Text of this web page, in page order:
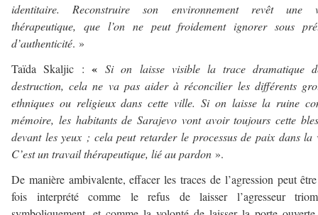
identitaire. Reconstruire son environnement revêt une
thérapeutique, que l’on ne peut froidement ignorer sous
d’authenticité. »
Taïda Skaljic : «Si on laisse visible la trace dramatique
destruction, cela ne va pas aider à réconcilier les différents
ethniques ou religieux dans cette ville. Si on laisse la ruine
mémoire, les habitants de Sarajevo vont avoir toujours cette
devant les yeux ; cela peut retarder le processusde paix dans la
C’est un travail thérapeutique, lié au pardon ».
De manière ambivalente, effacer les traces de l’agression peut
fois interprété comme le refus de laisser l’agresseur